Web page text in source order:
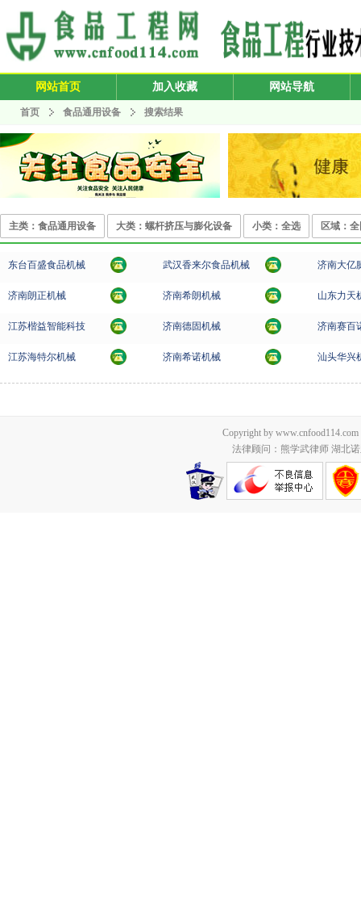
网站首页 加入收藏 网站导航
首页 食品通用设备 搜索结果
主类：食品通用设备 大类：螺杆挤压与膨化设备 小类：全选 区域：
东台百盛食品机械 武汉香来尔食品机械 济南大亿
济南朗正机械 济南希朗机械 山东力天
江苏楷益智能科技 济南德固机械 济南赛百
江苏海特尔机械 济南希诺机械 汕头华兴
Copyright by
法律顾问：熊学武律师 湖北